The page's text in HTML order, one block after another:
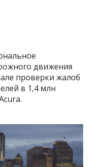
движения
проверки жалоб
в 1,4 млн